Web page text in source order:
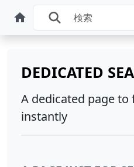
DEDICATED
A dedicated page to
instantly